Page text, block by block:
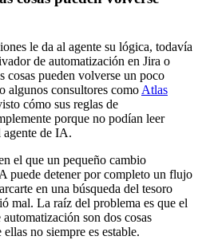
le da al agente su lógica, todavía
de automatización en Jira o
cosas pueden volverse un poco
algunos consultores como Atlas
cómo sus reglas de
porque no podían leer
agente de IA.
el que un pequeño cambio
puede detener por completo un flujo
en una búsqueda del tesoro
mal. La raíz del problema es que el
son dos cosas
no siempre es estable.